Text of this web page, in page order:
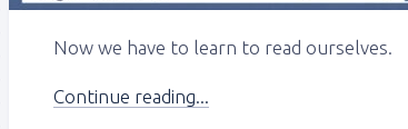
Now we have to learn to read ourselves.
Continue reading...